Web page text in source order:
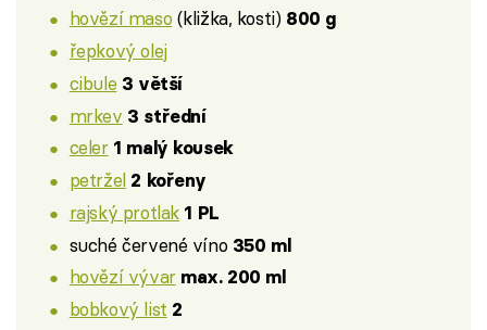
hovězí maso (kližka, kosti) 800 g
řepkový olej
cibule 3 větší
mrkev 3 střední
celer 1 malý kousek
petržel 2 kořeny
rajský protlak 1 PL
suché červené víno 350 ml
hovězí vývar max. 200 ml
bobkový list 2